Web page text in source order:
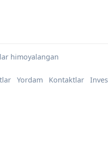
himoyalangan
Yordam Kontaktlar